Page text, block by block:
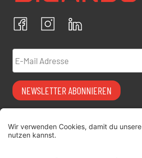
FacebookInstagram
personenbezogenen Daten
E-Mail Adresse
NEWSLETTER ABONNIEREN
Vermiet-Partner
FAQ